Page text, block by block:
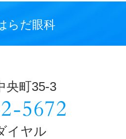
らだ眼科
央町35-3
イヤル